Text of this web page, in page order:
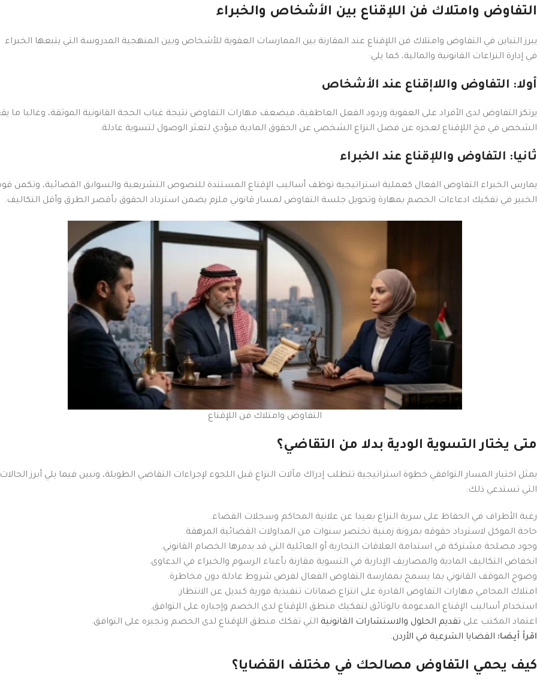
التفاوض وامتلاك فن اللإقناع بين الأشخاص والخبراء
يبرز التباين في التفاوض وامتلاك فن اللإقناع عند المقارنة بين الممارسات العفوية للأشخاص وبين المنهجية المدروسة التي يتبعها الخبراء
في إدارة النزاعات القانونية والمالية، كما يلي:
أولا: التفاوض واللاإقناع عند الأشخاص
يرتكز التفاوض لدى الأفراد على العفوية وردود الفعل العاطفية، فيضعف مهارات التفاوض نتيجة غياب الحجة القانونية الموثقة، وغالبا ما
الشخص في فخ اللإقناع لعجزه عن فصل النزاع الشخصي عن الحقوق المادية فيؤدي لتعثر الوصول لتسوية عادلة.
ثانيا: التفاوض واللإقناع عند الخبراء
يمارس الخبراء التفاوض الفعال كعملية استراتيجية توظف أساليب الإقناع المستندة للنصوص التشريعية والسوابق القضائية، وتكمن
الخبير في تفكيك ادعاءات الخصم بمهارة وتحويل جلسة التفاوض لمسار قانوني ملزم يضمن استرداد الحقوق بأقصر الطرق وأقل التكاليف.
التفاوض وامتلاك فن اللإقناع
متى يختار التسوية الودية بدلا من التقاضي؟
يمثل اختيار المسار التوافقي خطوة استراتيجية تتطلب إدراك مآلات النزاع قبل اللجوء لإجراءات التقاضي الطويلة، ونبين فيما يلي أبرز الحالات
التي تستدعي ذلك:
رغبة الأطراف في الحفاظ على سرية النزاع بعيدا عن علانية المحاكم وسجلات القضاء.
حاجة الموكل لاسترداد حقوقه بمرونة زمنية تختصر سنوات من المداولات القضائية المرهقة.
وجود مصلحة مشتركة في استدامة العلاقات التجارية أو العائلية التي قد يدمرها الخصام القانوني.
انخفاض التكاليف المادية والمصاريف الإدارية في التسوية مقارنة بأعباء الرسوم والخبراء في الدعاوى.
وضوح الموقف القانوني بما يسمح بممارسة التفاوض الفعال لفرض شروط عادلة دون مخاطرة.
امتلاك المحامي مهارات التفاوض القادرة على انتزاع ضمانات تنفيذية فورية كبديل عن الانتظار.
استخدام أساليب الإقناع المدعومة بالوثائق لتفكيك منطق اللإقناع لدى الخصم وإجباره على التوافق.
اعتماد المكتب على تقديم الحلول والاستشارات القانونية التي تفكك منطق اللإقناع لدى الخصم وتجبره على التوافق.
اقرأ أيضا: القضايا الشرعية في الأردن.
كيف يحمي التفاوض مصالحك في مختلف القضايا؟
Facebook
X
Instagram
Pinterest